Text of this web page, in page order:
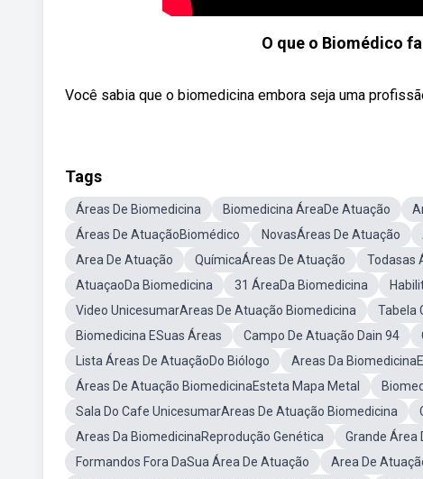
O que o Biomédico
Você sabia que o biomedicina embora seja uma
Tags
Áreas De Biomedicina Biomedicina ÁreaDe Atuação
Áreas De AtuaçãoBiomédico
NovasÁreas De Atuação
Area De Atuação
QuímicaÁreas De Atuação Todasas
AtuaçaoDa Biomedicina
31 ÁreaDa Biomedicina
Video UnicesumarAreas De Atuação Biomedicina
Tabela
Biomedicina ESuas Áreas
Campo De Atuação Dain 94
Lista Áreas De AtuaçãoDo Biólogo
Areas Da
Áreas De Atuação BiomedicinaEsteta Mapa Metal
Sala Do Cafe UnicesumarAreas De Atuação Biomedicina
Areas Da BiomedicinaReprodução Genética
Grande Área
Formandos Fora DaSua Área De Atuação
Area De